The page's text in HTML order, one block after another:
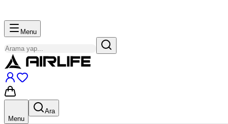
Menu
Menu
Ara